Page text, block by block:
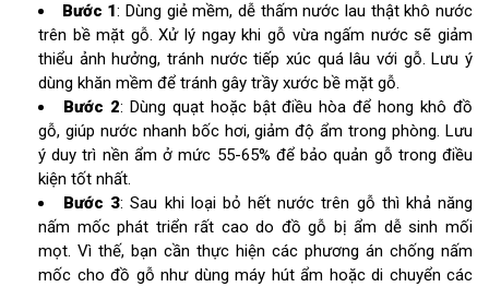
Bước 1: Dùng giẻ mềm, dễ thấm nước lau thật khô nước
trên bề mặt gỗ. Xử lý ngay khi gỗ vừa ngấm nước sẽ giảm
thiểu ảnh hưởng, tránh nước tiếp xúc quá lâu với gỗ. Lưu ý
dùng khăn mềm để tránh gây trầy xước bề mặt gỗ.
Bước 2: Dùng quạt hoặc bật điều hòa để hong khô đồ
gỗ, giúp nước nhanh bốc hơi, giảm độ ẩm trong phòng. Lưu
ý duy trì nền ẩm ở mức 55-65% để bảo quản gỗ trong điều
kiện tốt nhất.
Bước 3: Sau khi loại bỏ hết nước trên gỗ thì khả năng
nấm mốc phát triển rất cao do đồ gỗ bị ẩm dễ sinh mối
mọt. Vì thế, bạn cần thực hiện các phương án chống nấm
mốc cho đồ gỗ như dùng máy hút ẩm hoặc di chuyển các